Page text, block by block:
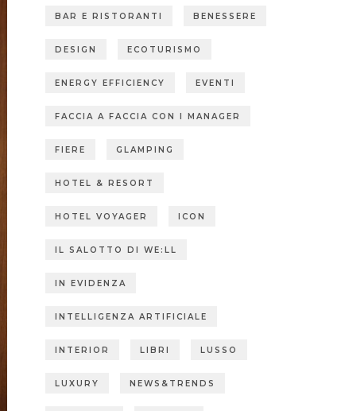
BAR E RISTORANTI BENESSERE
DESIGN ECOTURISMO
ENERGY EFFICIENCY EVENTI
FACCIA A FACCIA CON I MANAGER
FIERE GLAMPING
HOTEL & RESORT
HOTEL VOYAGER ICON
IL SALOTTO DI WE:LL
IN EVIDENZA
INTELLIGENZA ARTIFICIALE
INTERIOR LIBRI LUSSO
LUXURY NEWS&TRENDS